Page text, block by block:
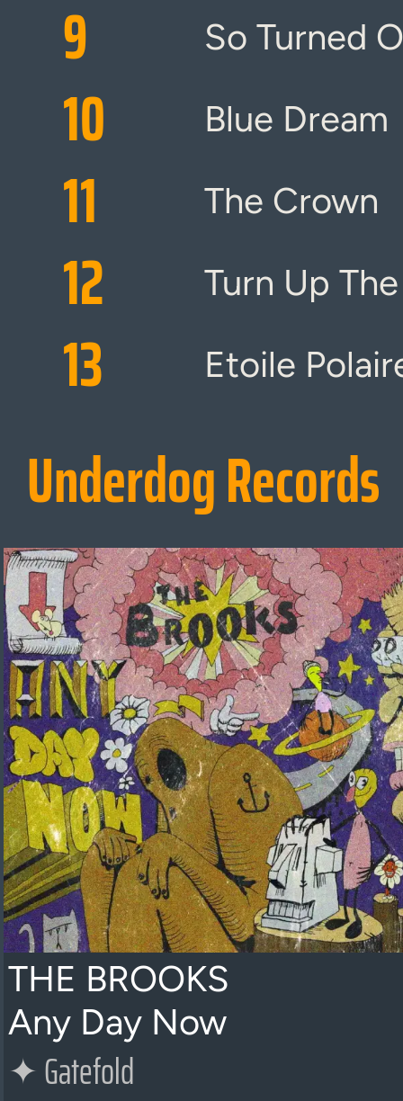
9 So Turned
10 Blue Dream
11 The Crown
12 Turn Up
13 Etoile
Underdog Records
THE BROOKS
Any Day Now
✦Gatefold